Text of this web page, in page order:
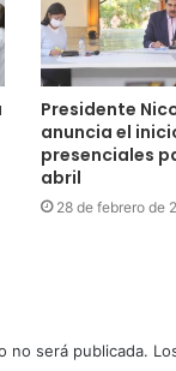
Presidente
anuncia el
presenciales
abril
28 de febrero de
no será publicada.